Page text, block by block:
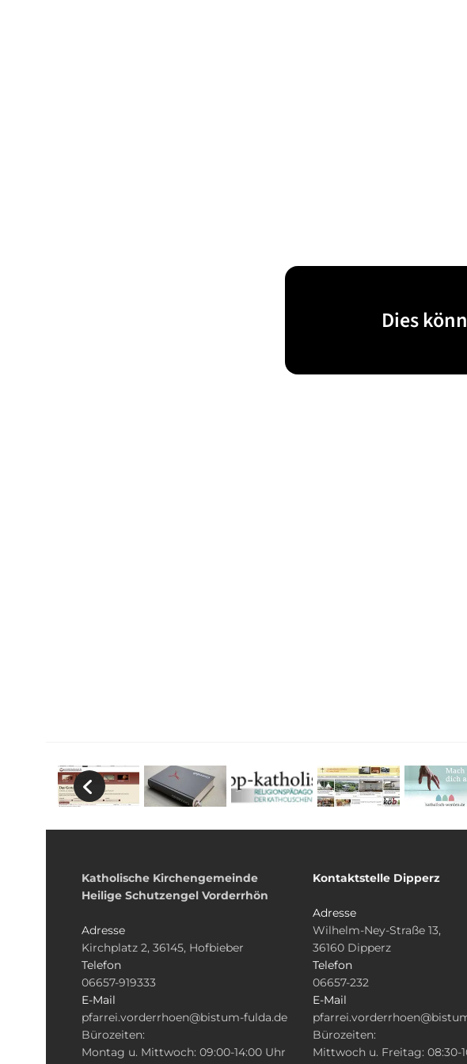
Dies
Katholische Kirchengemeinde
Heilige Schutzengel Vorderrhön
Adresse
Kirchplatz 2, 36145, Hofbieber
Telefon
06657-919333
E-Mail
pfarrei.vorderrhoen@bistum-fulda.de
Bürozeiten:
Montag u. Mittwoch: 09:00-14:00 Uhr
Kontaktstelle Dipperz
Adresse
Wilhelm-Ney-Straße 13,
36160 Dipperz
Telefon
06657-232
E-Mail
Bürozeiten:
Mittwoch u. Freitag: 08:30-